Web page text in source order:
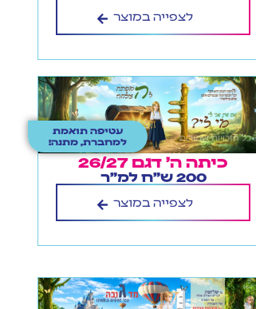
לצפייה במוצר
עטיפה תואמת
למחברת, מתנה!
כיתה ה' דגם 26/27
200 ש"ח למ"ר
לצפייה במוצר